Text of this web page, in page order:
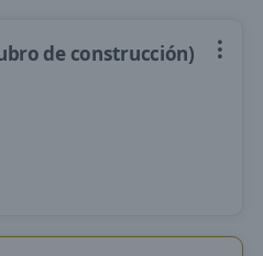
de construcción)